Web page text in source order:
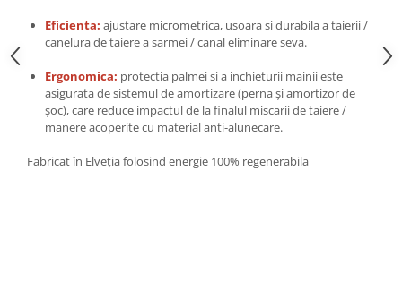
Eficienta: ajustare micrometrica, usoara si durabila a taierii /
canelura de taiere a sarmei / canal eliminare seva.
Ergonomica: protectia palmei si a inchieturii mainii este
asigurata de sistemul de amortizare (perna și amortizor de
șoc), care reduce impactul de la finalul miscarii de taiere /
manere acoperite cu material anti-alunecare.
Fabricat în Elveția folosind energie 100% regenerabila